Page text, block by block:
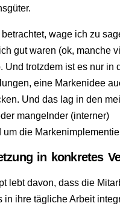
wage ich zu
gut waren (ok, manche
Und trotzdem ist es nur in
eine Markenidee
Und das lag in den
mangelnder (interner)
um die
in konkretes
lebt davon, dass die
in ihre tägliche Arbeit